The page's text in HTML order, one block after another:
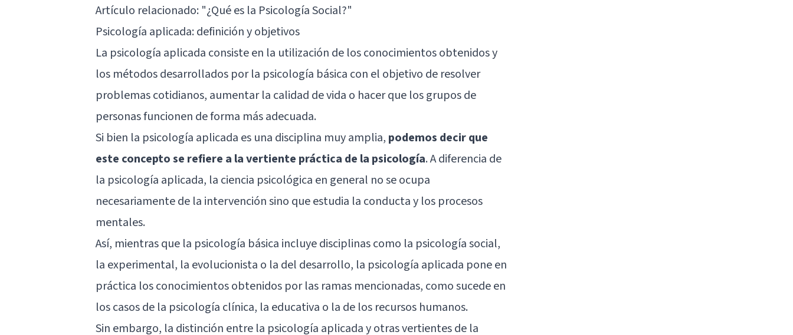
Artículo relacionado: "¿Qué es la Psicología Social?"
Psicología aplicada: definición y objetivos
La psicología aplicada consiste en la utilización de los conocimientos obtenidos y
los métodos desarrollados por la psicología básica con el objetivo de resolver
problemas cotidianos, aumentar la calidad de vida o hacer que los grupos de
personas funcionen de forma más adecuada.
Si bien la psicología aplicada es una disciplina muy amplia, podemos decir que
este concepto se refiere a la vertiente práctica de la psicología. A diferencia de
la psicología aplicada, la ciencia psicológica en general no se ocupa
necesariamente de la intervención sino que estudia la conducta y los procesos
mentales.
Así, mientras que la psicología básica incluye disciplinas como la psicología social,
la experimental, la evolucionista o la del desarrollo, la psicología aplicada pone en
práctica los conocimientos obtenidos por las ramas mencionadas, como sucede en
los casos de la psicología clínica, la educativa o la de los recursos humanos.
Sin embargo, la distinción entre la psicología aplicada y otras vertientes de la